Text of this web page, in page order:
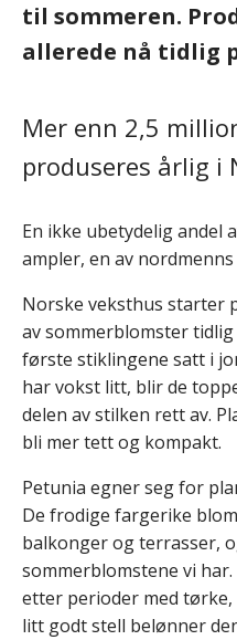
til sommeren.
allerede nå tidlig
Mer enn 2,5
produseres årlig i
En ikke ubetydelig andel
ampler, en av
Norske veksthus starter
av sommerblomster
første stiklingene satt i
har vokst litt, blir de
delen av stilken rett av.
bli mer tett og kompakt.
Petunia egner seg for
De frodige fargerike
balkonger og terrasser,
sommerblomstene vi
etter perioder med tørke,
litt godt stell belønner